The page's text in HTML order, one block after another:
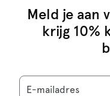
Meld je aan
krijg 10%
E-mailadres